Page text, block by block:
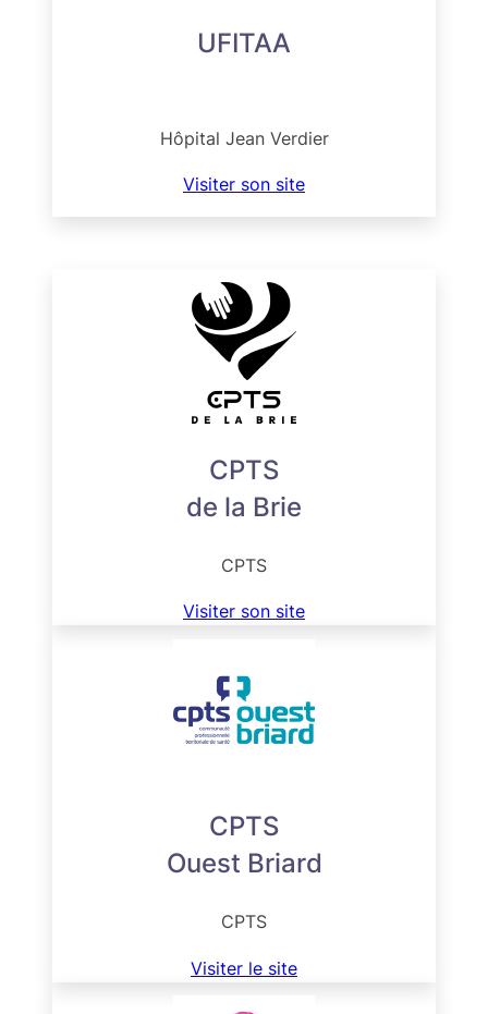
UFITAA
Hôpital Jean Verdier
Visiter son site
CPTS
de la Brie
CPTS
Visiter son site
CPTS
Ouest Briard
CPTS
Visiter le site